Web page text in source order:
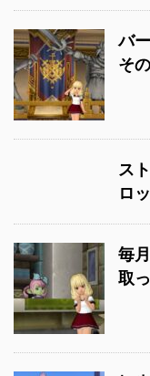
バ
そ
ス
ロ
毎
取